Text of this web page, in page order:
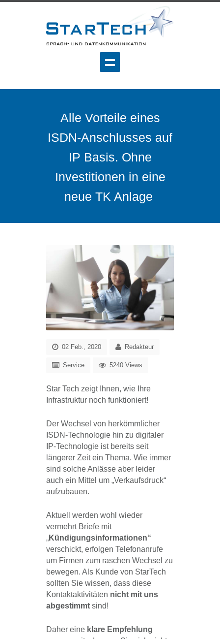
Alle Vorteile eines
ISDN-Anschlusses auf
IP Basis. Ohne
Investitionen in eine
neue TK Anlage
02 Feb., 2020 Redakteur
Service 5240 Views
Star Tech zeigt Ihnen, wie Ihre
Infrastruktur noch funktioniert!
Der Wechsel von herkömmlicher
ISDN-Technologie hin zu digitaler
IP-Technologie ist bereits seit
längerer Zeit ein Thema. Wie immer
sind solche Anlässe aber leider
auch ein Mittel um „Verkaufsdruck“
aufzubauen.
Aktuell werden wohl wieder
vermehrt Briefe mit
„Kündigungsinformationen“
verschickt, erfolgen Telefonanrufe
um Firmen zum raschen Wechsel zu
bewegen. Als Kunde von StarTech
sollten Sie wissen, dass diese
Kontaktaktivitäten nicht mit uns
abgestimmt sind!
Daher eine klare Empfehlung